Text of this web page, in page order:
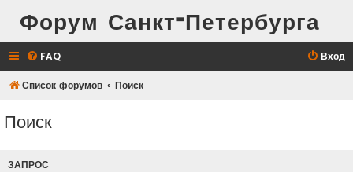
Форум Санкт-Петербурга
FAQ Вход
Список форумов Поиск
Поиск
ЗАПРОС